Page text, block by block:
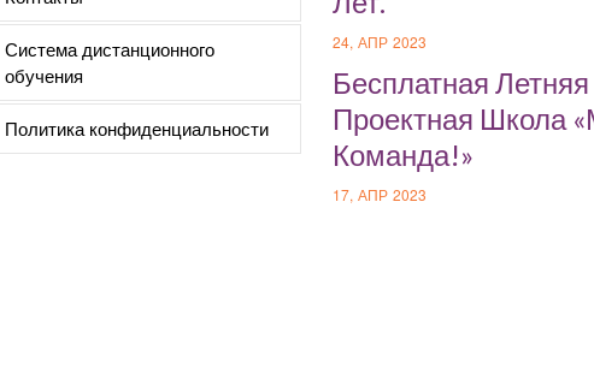
Система дистанционного
обучения
Политика конфиденциальности
24, АПР 2023
Бесплатная Летняя
Проектная Школа
Команда!»
17, АПР 2023